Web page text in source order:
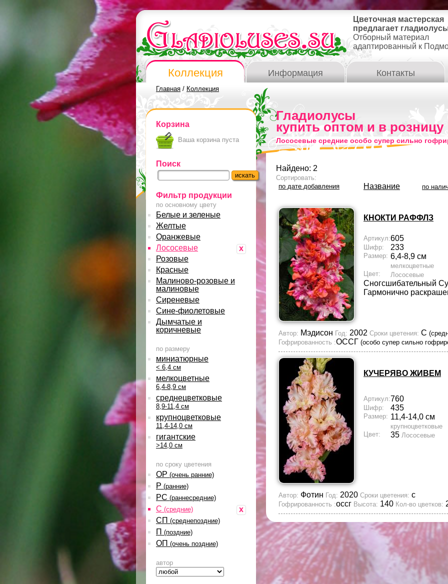
Цветочная мастерская
предлагает
Отборный материал
адаптированный к
Коллекция Информация Контакты
Главная / Коллекция
Корзина
Ваша корзина пуста
Поиск
Фильтр продукции
по основному цвету
Белые и зеленые
Желтые
Оранжевые
x
Лососевые
Розовые
Красные
Малиново-розовые и
малиновые
Сиреневые
Сине-фиолетовые
Дымчатые и
коричневые
по размеру
миниатюрные
< 6,4 см
мелкоцветные
6,4-8,9 см
среднецветковые
8,9-11,4 см
крупноцветковые
11,4-14,0 см
гигантские
>14,0 см
по сроку цветения
ОР (очень ранние)
Р (ранние)
РС (раннесредние)
x
С (средние)
СП (среднепоздние)
П (поздние)
ОП (очень поздние)
автор
Гладиолусы
купить оптом и в розницу
Лососевые средние особо супер сильно
Найдено: 2
Сортировать:
по дате добавления
Название по
КНОКТИ РАФФЛЗ
Артикул:605
Шифр: 233
Размер: 6,4-8,9 см
мелкоцветные
Цвет:
Лососевые
Сногсшибательный
Гармонично
Автор: Мэдисон Год: 2002 Сроки цветения: С
Гофрированность :ОССГ (особо супер сильно
КУЧЕРЯВО ЖИВЕМ
Артикул:760
Шифр: 435
Размер: 11,4-14,0 см
крупноцветковые
Цвет:
35 Лососевые
Автор: Фотин Год: 2020 Сроки цветения: с
Гофрированность :оссг Высота: 140 Кол-во цветков: